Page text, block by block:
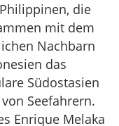
die
mit dem
Nachbarn
das
Südostasien
Seefahrern.
Enrique Melaka